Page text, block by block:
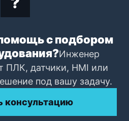
с подбором
Инженер
ПЛК, датчики, HMI или
под вашу задачу.
консультацию